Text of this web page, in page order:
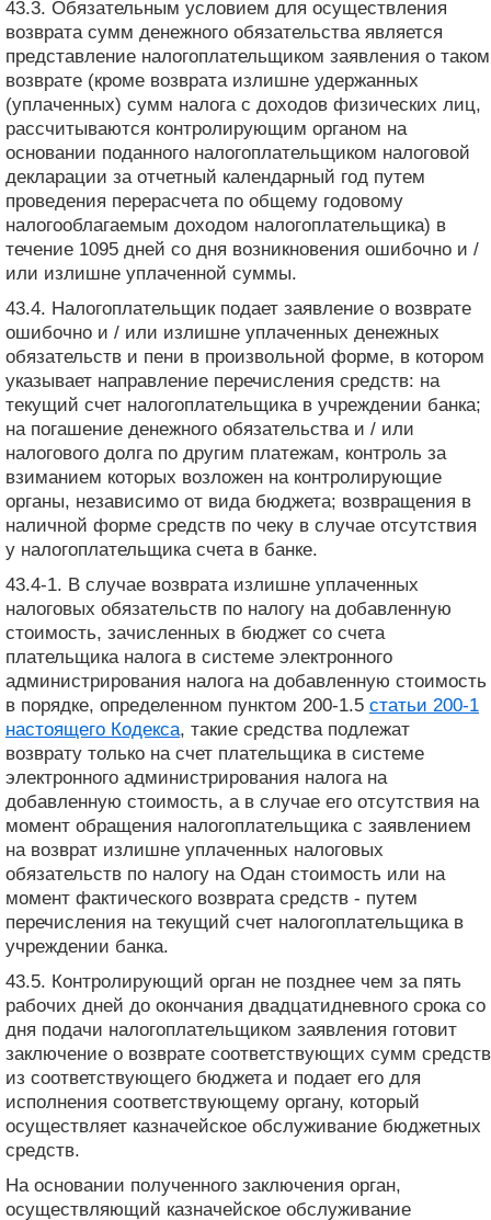
43.3. Обязательным условием для осуществления
возврата сумм денежного обязательства является
представление налогоплательщиком заявления о таком
возврате (кроме возврата излишне удержанных
(уплаченных) сумм налога с доходов физических лиц,
рассчитываются контролирующим органом на
основании поданного налогоплательщиком налоговой
декларации за отчетный календарный год путем
проведения перерасчета по общему годовому
налогооблагаемым доходом налогоплательщика) в
течение 1095 дней со дня возникновения ошибочно и /
или излишне уплаченной суммы.
43.4. Налогоплательщик подает заявление о возврате
ошибочно и / или излишне уплаченных денежных
обязательств и пени в произвольной форме, в котором
указывает направление перечисления средств: на
текущий счет налогоплательщика в учреждении банка;
на погашение денежного обязательства и / или
налогового долга по другим платежам, контроль за
взиманием которых возложен на контролирующие
органы, независимо от вида бюджета; возвращения в
наличной форме средств по чеку в случае отсутствия
у налогоплательщика счета в банке.
43.4-1. В случае возврата излишне уплаченных
налоговых обязательств по налогу на добавленную
стоимость, зачисленных в бюджет со счета
плательщика налога в системе электронного
администрирования налога на добавленную стоимость
в порядке, определенном пунктом 200-1.5 статьи 200-1
настоящего Кодекса, такие средства подлежат
возврату только на счет плательщика в системе
электронного администрирования налога на
добавленную стоимость, а в случае его отсутствия на
момент обращения налогоплательщика с заявлением
на возврат излишне уплаченных налоговых
обязательств по налогу на Одан стоимость или на
момент фактического возврата средств - путем
перечисления на текущий счет налогоплательщика в
учреждении банка.
43.5. Контролирующий орган не позднее чем за пять
рабочих дней до окончания двадцатидневного срока со
дня подачи налогоплательщиком заявления готовит
заключение о возврате соответствующих сумм средств
из соответствующего бюджета и подает его для
исполнения соответствующему органу, который
осуществляет казначейское обслуживание бюджетных
средств.
На основании полученного заключения орган,
осуществляющий казначейское обслуживание